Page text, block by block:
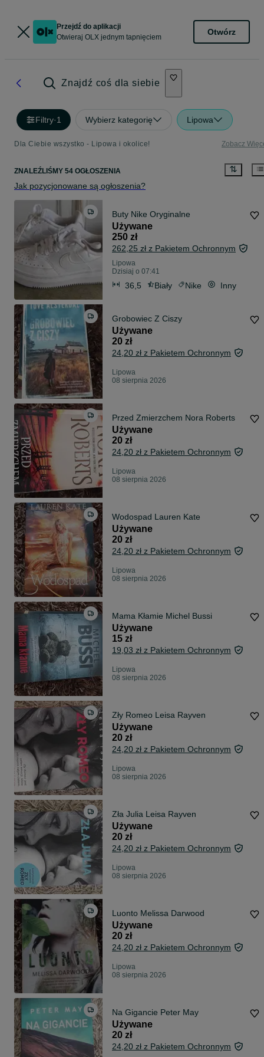
Przejdź do aplikacji
Otwieraj OLX jednym tapnięciem
Otwórz
Znajdź coś dla siebie
Filtry·1 Wybierz kategorię Lipowa
Dla Ciebie wszystko - Lipowa i okolice! Zobacz
ZNALEŹLIŚMY 54 OGŁOSZENIA
Jak pozycjonowane są ogłoszenia?
Buty Nike Oryginalne
Używane
250 zł
262,25 zł z Pakietem Ochronnym
Lipowa
Dzisiaj o 07:41
36,5 Biały Nike Inny
Grobowiec Z Ciszy
Używane
20 zł
24,20 zł z Pakietem Ochronnym
Lipowa
08 sierpnia 2026
Przed Zmierzchem Nora Roberts
Używane
20 zł
24,20 zł z Pakietem Ochronnym
Lipowa
08 sierpnia 2026
Wodospad Lauren Kate
Używane
20 zł
24,20 zł z Pakietem Ochronnym
Lipowa
08 sierpnia 2026
Mama Kłamie Michel Bussi
Używane
15 zł
19,03 zł z Pakietem Ochronnym
Lipowa
08 sierpnia 2026
Zły Romeo Leisa Rayven
Używane
20 zł
24,20 zł z Pakietem Ochronnym
Lipowa
08 sierpnia 2026
Zła Julia Leisa Rayven
Używane
20 zł
24,20 zł z Pakietem Ochronnym
Lipowa
08 sierpnia 2026
Luonto Melissa Darwood
Używane
20 zł
24,20 zł z Pakietem Ochronnym
Lipowa
08 sierpnia 2026
Na Gigancie Peter May
Używane
20 zł
24,20 zł z Pakietem Ochronnym